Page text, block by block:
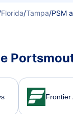
Florida/Tampa/PSM
Frontier